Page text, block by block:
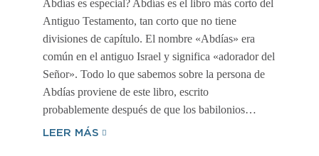
Abdías es especial? Abdías es el libro más corto del
Antiguo Testamento, tan corto que no tiene
divisiones de capítulo. El nombre «Abdías» era
común en el antiguo Israel y significa «adorador del
Señor». Todo lo que sabemos sobre la persona de
Abdías proviene de este libro, escrito
probablemente después de que los babilonios…
LEER MÁS